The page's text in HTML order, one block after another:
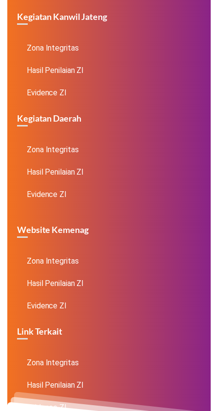
Kegiatan Kanwil Jateng
Zona Integritas
Hasil Penilaian ZI
Evidence ZI
Kegiatan Daerah
Zona Integritas
Hasil Penilaian ZI
Evidence ZI
Website Kemenag
Zona Integritas
Hasil Penilaian ZI
Evidence ZI
Link Terkait
Zona Integritas
Hasil Penilaian ZI
Evidence ZI